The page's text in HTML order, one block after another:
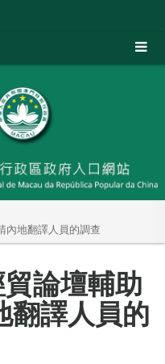
內地翻譯人員的調查
論壇輔助
翻譯人員的